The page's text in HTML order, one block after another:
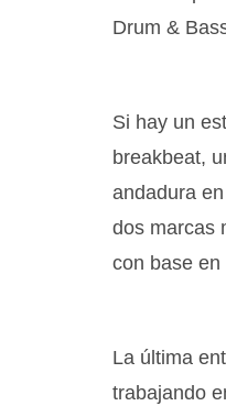
Drum &
Si hay un
breakbeat,
andadura
dos marcas
con base
La última
trabajando